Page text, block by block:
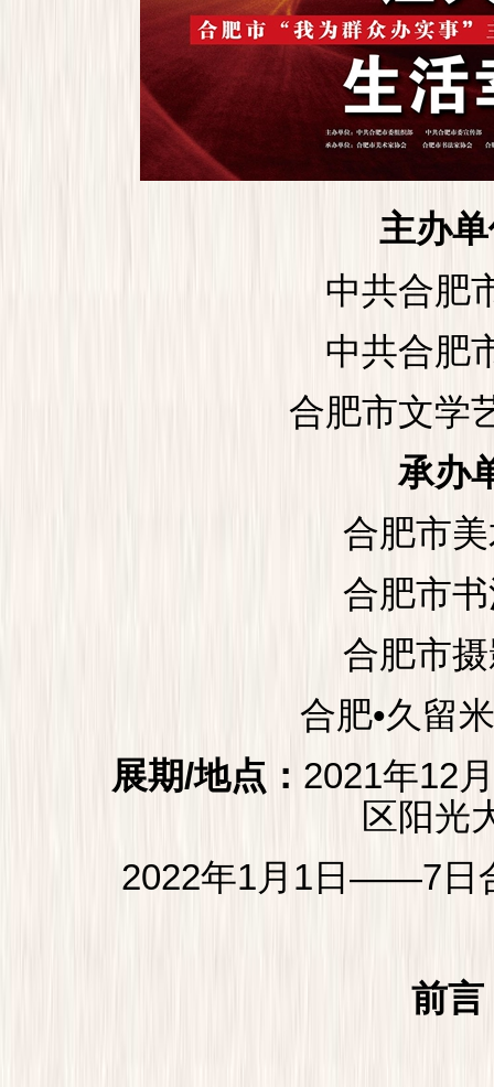
主办单
中共合肥
中共合肥
合肥市文学
承办
合肥市美
合肥市书
合肥市摄
合肥•久留米
展期/地点： 2021年12
区阳光
2022年1月1日——7日合
前言